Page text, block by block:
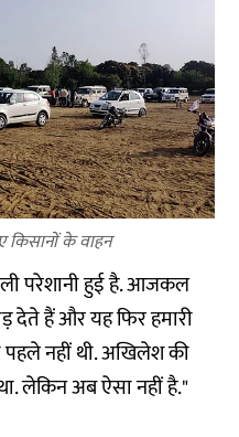
के वाहन
परेशानी हुई है. आजकल
देते हैं और यह फिर हमारी
पहले नहीं थी. अखिलेश की
लेकिन अब ऐसा नहीं है."